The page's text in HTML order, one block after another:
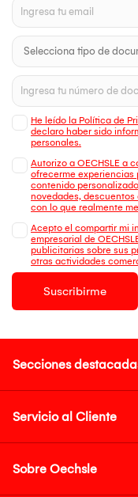
He leído la Política de
declaro haber sido
personales.
Autorizo a OECHSLE a
ofrecerme experiencias
contenido
novedades,
con lo que realmente
Acepto el compartir mi
empresarial de
publicitarias sobre sus
otras actividades
Suscribirme
Secciones
Servicio al Cliente
Sobre Oechsle